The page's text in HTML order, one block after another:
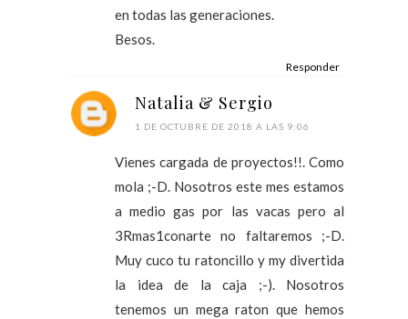
en todas las generaciones.
Besos.
Responder
Natalia & Sergio
1 DE OCTUBRE DE 2018 A LAS 9:06
Vienes cargada de proyectos!!. Como
mola ;-D. Nosotros este mes estamos
a medio gas por las vacas pero al
3Rmas1conarte no faltaremos ;-D.
Muy cuco tu ratoncillo y my divertida
la idea de la caja ;-). Nosotros
tenemos un mega raton que hemos